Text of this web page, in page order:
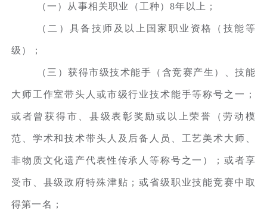
（一）从事相关职业（工种）8年以上；
（二）具备技师及以上国家职业资格（技能等
级）；
（三）获得市级技术能手（含竞赛产生）、技能
大师工作室带头人或市级行业技术能手等称号之一；
或者曾获得市、县级表彰奖励或以上荣誉（劳动模
范、学术和技术带头人及后备人员、工艺美术大师、
非物质文化遗产代表性传承人等称号之一）；或者享
受市、县级政府特殊津贴；或省级职业技能竞赛中取
得第一名；